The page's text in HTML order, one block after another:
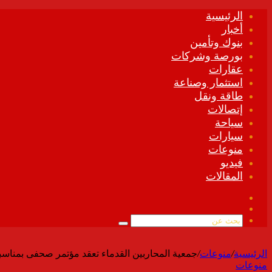
الرئيسية
أخبار
بنوك وتأمين
بورصة وشركات
عقارات
استثمار وصناعة
طاقة ونقل
إتصالات
سياحة
سيارات
منوعات
فيديو
المقالات
الموقع
بحث
الرئيسية/منوعات/جمعية المحاربين القدماء تعقد مؤتمر صحفى
منوعات